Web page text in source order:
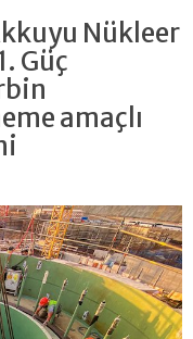
Nükleer
Güç
amaçlı